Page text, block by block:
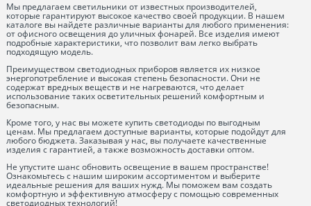
Мы предлагаем светильники от известных производителей,
которые гарантируют высокое качество своей продукции. В нашем
каталоге вы найдете различные варианты для любого применения:
от офисного освещения до уличных фонарей. Все изделия имеют
подробные характеристики, что позволит вам легко выбрать
подходящую модель.
Преимуществом светодиодных приборов является их низкое
энергопотребление и высокая степень безопасности. Они не
содержат вредных веществ и не нагреваются, что делает
использование таких осветительных решений комфортным и
безопасным.
Кроме того, у нас вы можете купить светодиоды по выгодным
ценам. Мы предлагаем доступные варианты, которые подойдут для
любого бюджета. Заказывая у нас, вы получаете качественные
изделия с гарантией, а также возможность доставки оптом.
Не упустите шанс обновить освещение в вашем пространстве!
Ознакомьтесь с нашим широким ассортиментом и выберите
идеальные решения для ваших нужд. Мы поможем вам создать
комфортную и эффективную атмосферу с помощью современных
светодиодных технологий!